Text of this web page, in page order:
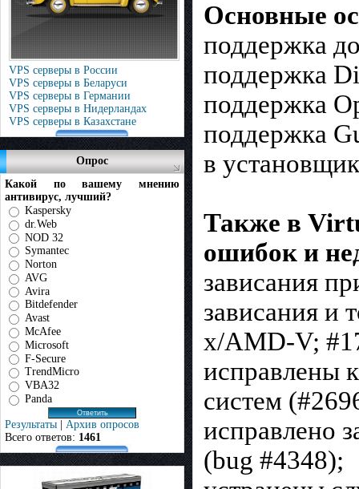
VPS серверы в России
VPS серверы в Беларуси
VPS серверы в Германии
VPS серверы в Нидерландах
VPS серверы в Казахстане
Опрос
Какой по вашему мнению
антивирус, лучший?
Kaspersky
dr.Web
NOD 32
Symantec
Norton
AVG
Avira
Bitdefender
Avast
McAfee
Microsoft
F-Secure
TrendMicro
VBA32
Panda
Результаты | Архив опросов
Всего ответов: 1461
Основные
поддержка
поддержка
поддержка
поддержка
в
Также в
ошибок и
зависания
зависания и
x/AMD-V;
исправлены
систем
исправлено
(bug #4348);